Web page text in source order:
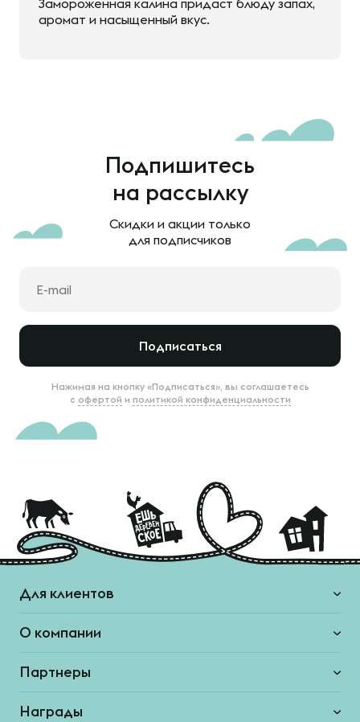
Замороженная калина придаст блюду запах,
аромат и насыщенный вкус.
Подпишитесь
на рассылку
Скидки и акции только
для подписчиков
Подписаться
Нажимая на кнопку «Подписаться», вы соглашаетесь
с офертой и политикой конфиденциальности
Для клиентов
О компании
Партнеры
Награды